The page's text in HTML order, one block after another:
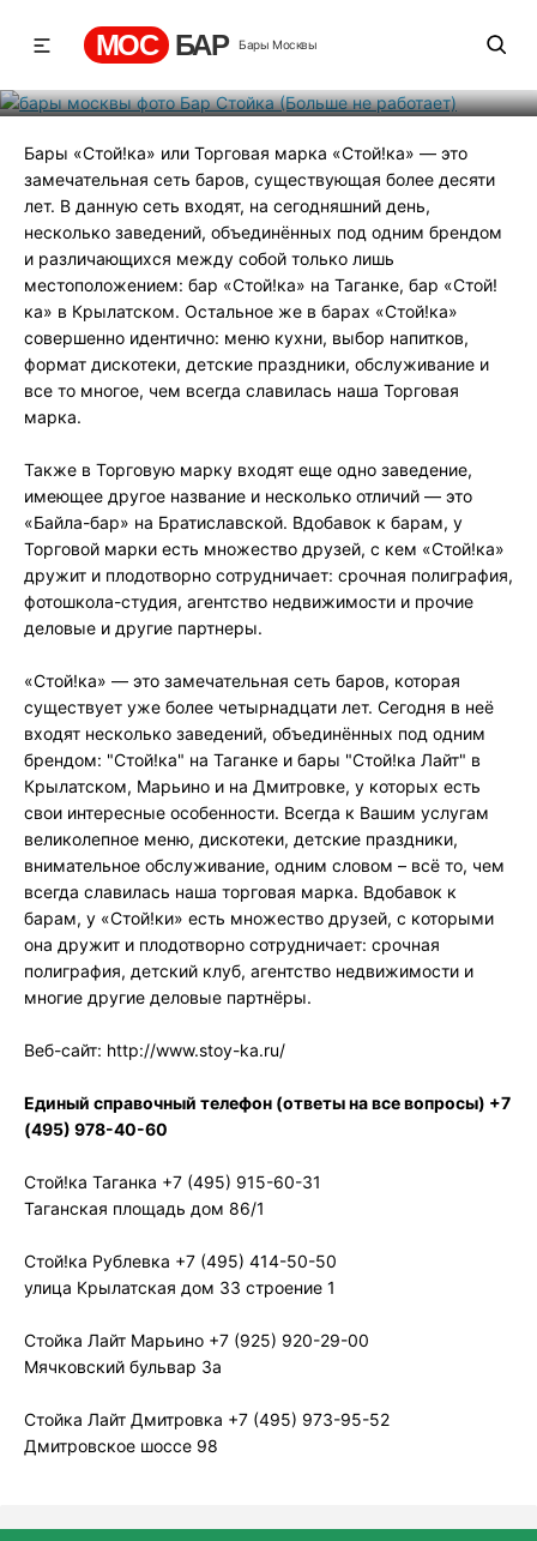
МОС БАР Бары Москвы
Бары «Стой!ка» или Торговая марка «Стой!ка» — это
замечательная сеть баров, существующая более десяти
лет. В данную сеть входят, на сегодняшний день,
несколько заведений, объединённых под одним брендом
и различающихся между собой только лишь
местоположением: бар «Стой!ка» на Таганке, бар «Стой!
ка» в Крылатском. Остальное же в барах «Стой!ка»
совершенно идентично: меню кухни, выбор напитков,
формат дискотеки, детские праздники, обслуживание и
все то многое, чем всегда славилась наша Торговая
марка.
Также в Торговую марку входят еще одно заведение,
имеющее другое название и несколько отличий — это
«Байла-бар» на Братиславской. Вдобавок к барам, у
Торговой марки есть множество друзей, с кем «Стой!ка»
дружит и плодотворно сотрудничает: срочная полиграфия,
фотошкола-студия, агентство недвижимости и прочие
деловые и другие партнеры.
«Стой!ка» — это замечательная сеть баров, которая
существует уже более четырнадцати лет. Сегодня в неё
входят несколько заведений, объединённых под одним
брендом: "Стой!ка" на Таганке и бары "Стой!ка Лайт" в
Крылатском, Марьино и на Дмитровке, у которых есть
свои интересные особенности. Всегда к Вашим услугам
великолепное меню, дискотеки, детские праздники,
внимательное обслуживание, одним словом – всё то, чем
всегда славилась наша торговая марка. Вдобавок к
барам, у «Стой!ки» есть множество друзей, с которыми
она дружит и плодотворно сотрудничает: срочная
полиграфия, детский клуб, агентство недвижимости и
многие другие деловые партнёры.
Веб-сайт: http://www.stoy-ka.ru/
Единый справочный телефон (ответы на все вопросы) +7
(495) 978-40-60
Стой!ка Таганка +7 (495) 915-60-31
Таганская площадь дом 86/1
Стой!ка Рублевка +7 (495) 414-50-50
улица Крылатская дом 33 строение 1
Стойка Лайт Марьино +7 (925) 920-29-00
Мячковский бульвар 3а
Стойка Лайт Дмитровка +7 (495) 973-95-52
Дмитровское шоссе 98